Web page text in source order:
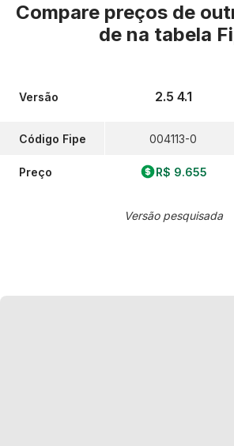
Compare preços de
de na tabela
Versão
Código Fipe
Preço
2.5 4.1
004113-0
R$ 9.655
Versão pesquisada